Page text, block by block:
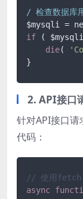
/ 检查数据库
$mysqli =
if (
die(
2. API接口
针对API接口
代码：
// 使用fetch
async